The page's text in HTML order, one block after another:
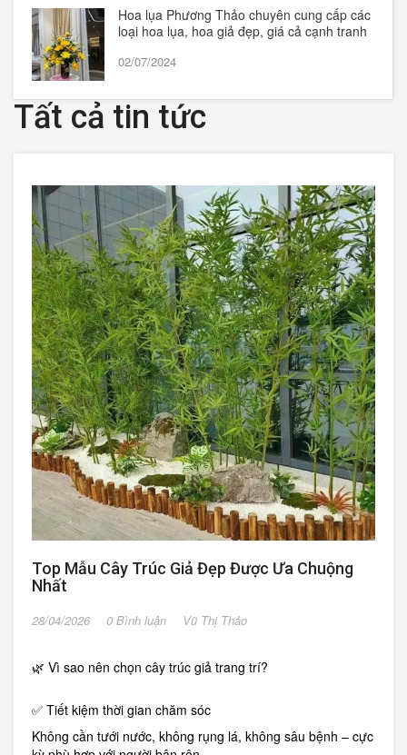
Hoa lụa Phương Thảo chuyên cung cấp các
loại hoa lụa, hoa giả đẹp, giá cả cạnh tranh
02/07/2024
Tất cả tin tức
Top Mẫu Cây Trúc Giả Đẹp Được Ưa Chuộng
Nhất
28/04/2026 0 Bình luận Vũ Thị Thảo
🌿 Vì sao nên chọn cây trúc giả trang trí?
✅ Tiết kiệm thời gian chăm sóc
Không cần tưới nước, không rụng lá, không sâu bệnh – cực